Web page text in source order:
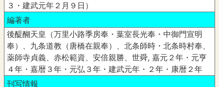
３・建武元年２月９日）
編著者
後醍醐天皇（万里小路季房奉・葉室長光奉・中御門宣明
奉）、九条道教（唐橋在親奉）、北条師時・北条時村奉、
薬師寺貞義、赤松範資、安倍親勝、世舜, 嘉元２年・元亨
４年・嘉暦３年・元弘３年・建武元年・２年・康暦２年
刊写情報